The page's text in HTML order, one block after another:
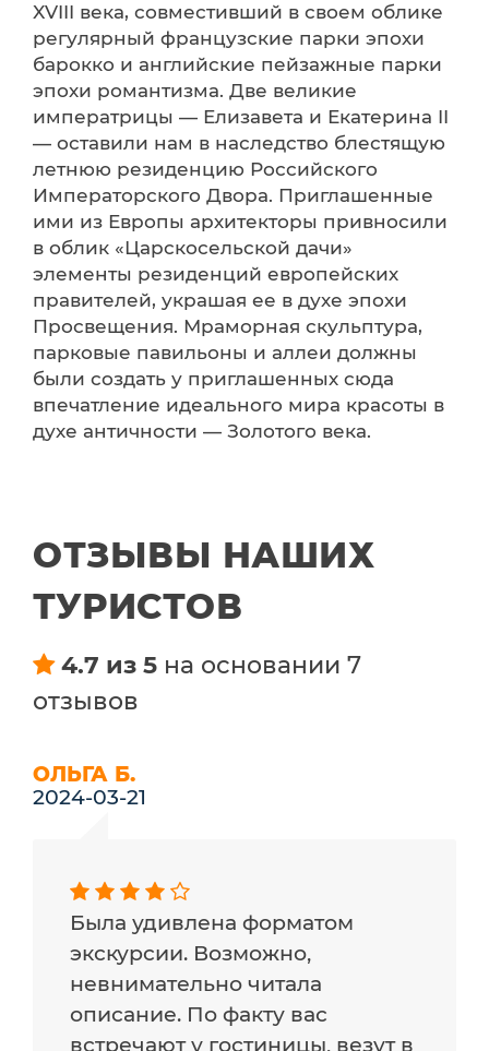
XVIII века, совместивший в своем облике
регулярный французские парки эпохи
барокко и английские пейзажные парки
эпохи романтизма. Две великие
императрицы — Елизавета и Екатерина II
— оставили нам в наследство блестящую
летнюю резиденцию Российского
Императорского Двора. Приглашенные
ими из Европы архитекторы привносили
в облик «Царскосельской дачи»
элементы резиденций европейских
правителей, украшая ее в духе эпохи
Просвещения. Мраморная скульптура,
парковые павильоны и аллеи должны
были создать у приглашенных сюда
впечатление идеального мира красоты в
духе античности — Золотого века.
ОТЗЫВЫ НАШИХ
ТУРИСТОВ
4.7 из 5 на основании 7
отзывов
ОЛЬГА Б.
2024-03-21
Была удивлена форматом
экскурсии. Возможно,
невнимательно читала
описание. По факту вас
встречают у гостиницы, везут в